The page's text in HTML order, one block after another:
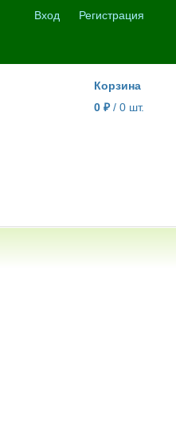
Вход Регистрация
Корзина
0 ₽ / 0 шт.